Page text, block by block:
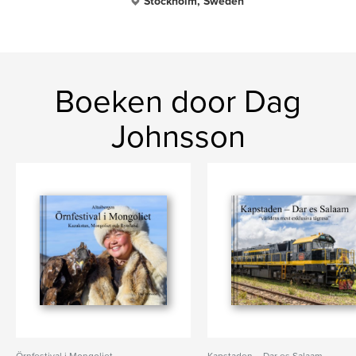
Boeken door Dag
Johnsson